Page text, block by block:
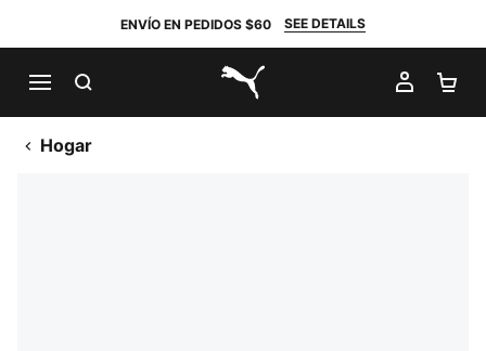
ENVÍO EN PEDIDOS $60 SEE DETAILS
PUMA.com
MI
Hogar